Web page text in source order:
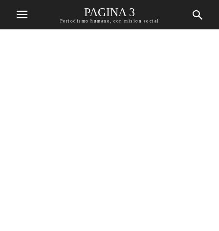
PAGINA 3
Periodismo humano, con mision social